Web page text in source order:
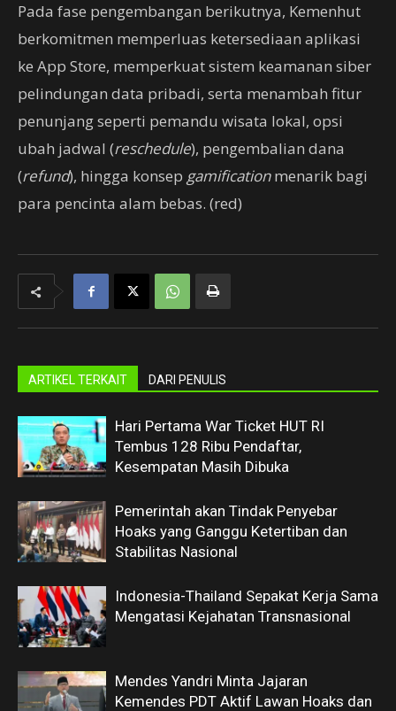
Pada fase pengembangan berikutnya, Kemenhut
berkomitmen memperluas ketersediaan aplikasi
ke App Store, memperkuat sistem keamanan siber
pelindungan data pribadi, serta menambah fitur
penunjang seperti pemandu wisata lokal, opsi
ubah jadwal (reschedule), pengembalian dana
(refund), hingga konsep gamificationmenarik bagi
para pencinta alam bebas. (red)
ARTIKEL TERKAIT DARI PENULIS
Hari Pertama War Ticket HUT RI
Tembus 128 Ribu Pendaftar,
Kesempatan Masih Dibuka
Pemerintah akan Tindak Penyebar
Hoaks yang Ganggu Ketertiban dan
Stabilitas Nasional
Indonesia-Thailand Sepakat Kerja Sama
Mengatasi Kejahatan Transnasional
Mendes Yandri Minta Jajaran
Kemendes PDT Aktif Lawan Hoaks dan